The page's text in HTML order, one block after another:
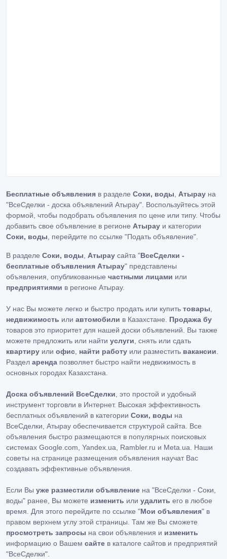
Бесплатные объявления в разделе Соки, воды Атырау на
"ВсеСделки - доска объявлений Атырау". Воспользуйтесь этой
формой, чтобы подобрать объявления по цене или типу. Чтобы
добавить свое объявление в регионе Атырау и категории
Соки, воды , перейдите по ссылке "Подать объявление"
В разделе Соки, воды Атырау сайта "ВсеСделки -
бесплатные объявления Атырау" представлены
объявления, опубликованные частными лицами или
предприятиями в регионе Атырау.
У нас Вы можете легко и быстро продать или купить товары
недвижимость или автомобили в Казахстане. Продажа бу
товаров это приоритет для нашей доски объявлений. Вы также
можете предложить или найти услуги , снять или сдать
квартиру или офис найти работу или разместить вакансии
Раздел аренда позволяет быстро найти недвижимость в
основных городах Казахстана.
Доска объявлений ВсеСделки , это простой и удобный
инструмент торговли в Интернет. Высокая эффективность
бесплатных объявлений в категории Соки, воды на
ВсеСделки, Атырау обеспечивается структурой сайта. Все
объявления быстро размещаются в популярных поисковых
системах Google.com, Yandex.ua, Rambler.ru и Meta.ua. Наши
советы на странице размещения объявления научат Вас
создавать эффективные объявления.
Если Вы уже разместили объявление на "ВсеСделки - Соки,
воды" ранее, Вы можете изменить или удалить его в любое
время. Для этого перейдите по ссылке "Мои объявления" в
правом верхнем углу этой страницы. Там же Вы сможете
просмотреть запросы на свои объявления и изменить
информацию о Вашем сайте в каталоге сайтов и предприятий
"ВсеСделки".